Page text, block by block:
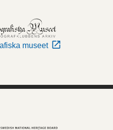
museet